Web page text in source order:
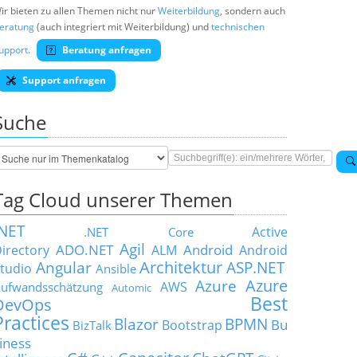
bieten zu allen Themen nicht nurWeiterbildung, sondern auch
(auch integriert mit Weiterbildung) undtechnischen
. Beratung anfragen
Support anfragen
Cloud unserer Themen
.NET Core
Active
ADO.NET Agil ALM Android Android
Angular Ansible Architektur ASP.NET
Automic AWS Azure Azure
Best
BizTalk Blazor Bootstrap BPMN Bu